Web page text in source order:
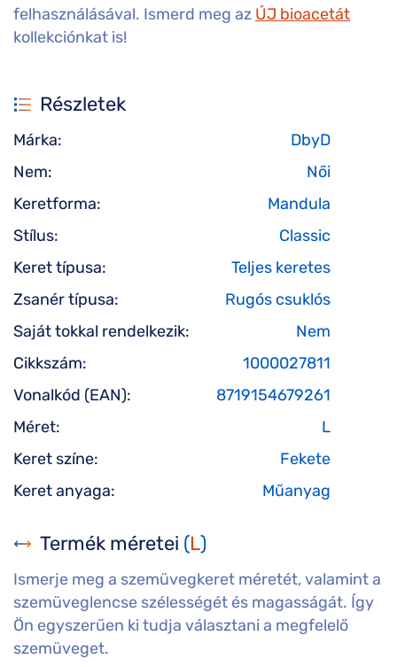
felhasználásával. Ismerd meg az ÚJ bioacetát
kollekciónkat is!
Részletek
Márka:
DbyD
Nem:
Női
Keretforma:
Mandula
Stílus:
Classic
Keret típusa:
Teljes keretes
Zsanér típusa:
Rugós csuklós
Saját tokkal rendelkezik:
Nem
Cikkszám:
1000027811
Vonalkód (EAN):
8719154679261
Méret:
L
Keret színe:
Fekete
Keret anyaga:
Műanyag
Termék méretei (L)
Ismerje meg a szemüvegkeret méretét, valamint a
szemüveglencse szélességét és magasságát. Így
Ön egyszerűen ki tudja választani a megfelelő
szemüveget.